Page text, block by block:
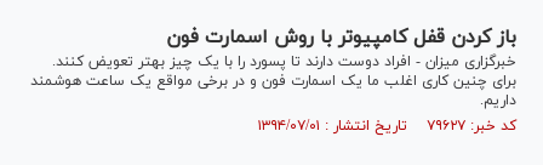
باز کردن قفل کامپیوتر با روش اسمارت فون
خبرگزاری میزان - افراد دوست دارند تا پسورد را با یک چیز بهتر تعویض کنند.
برای چنین کاری اغلب ما یک اسمارت فون و در برخی مواقع یک ساعت هوشمند
داریم.
کد خبر: ۷۹۶۲۷ تاریخ انتشار : ۱۳۹۴/۰۷/۰۱